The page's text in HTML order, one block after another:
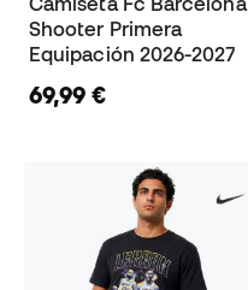
Shooter Primera
Equipación 2026-2027
69,99 €